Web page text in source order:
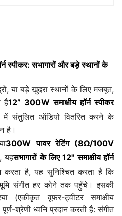
स्पीकर: सभागारों और बड़े स्थानों के
या बड़े खुदरा स्थानों के लिए मजबूत,
है12” 300W समाक्षीय हॉर्न स्पीकर
में संतुलित ऑडियो वितरित करने के
है।
300W पावर रेटिंग (8Ω/100V
यहसभागारों के लिए 12" समाक्षीय हॉर्न
करता है, यह सुनिश्चित करता है कि
संगीत हर कोने तक पहुँचे। इसकी
(एकीकृत वूफर-ट्वीटर समाक्षीय
श्रेणी ध्वनि प्रदान करती है: संगीत